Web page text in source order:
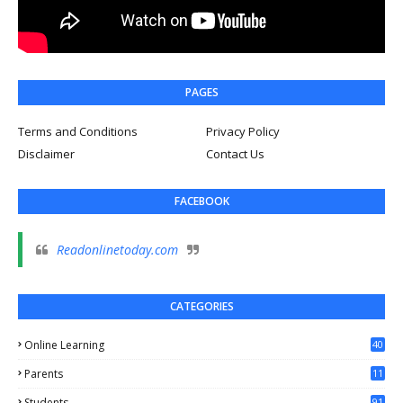
PAGES
Terms and Conditions
Privacy Policy
Disclaimer
Contact Us
FACEBOOK
Readonlinetoday.com
CATEGORIES
Online Learning 40
Parents
11